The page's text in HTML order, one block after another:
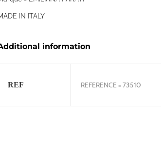
IN ITALY
information
REF REFERENCE = 73510